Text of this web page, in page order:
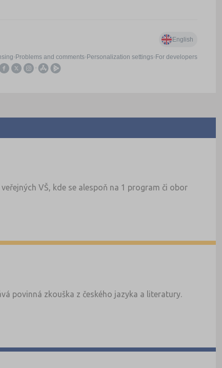
VŠ, kde se alespoň na 1 program či obor
povinná zkouška z českého jazyka a literatury.